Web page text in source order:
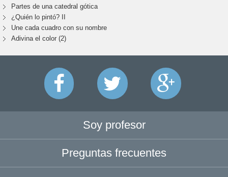
Partes de una catedral gótica
¿Quién lo pintó? II
Une cada cuadro con su nombre
Adivina el color (2)
Soy profesor
Preguntas frecuentes